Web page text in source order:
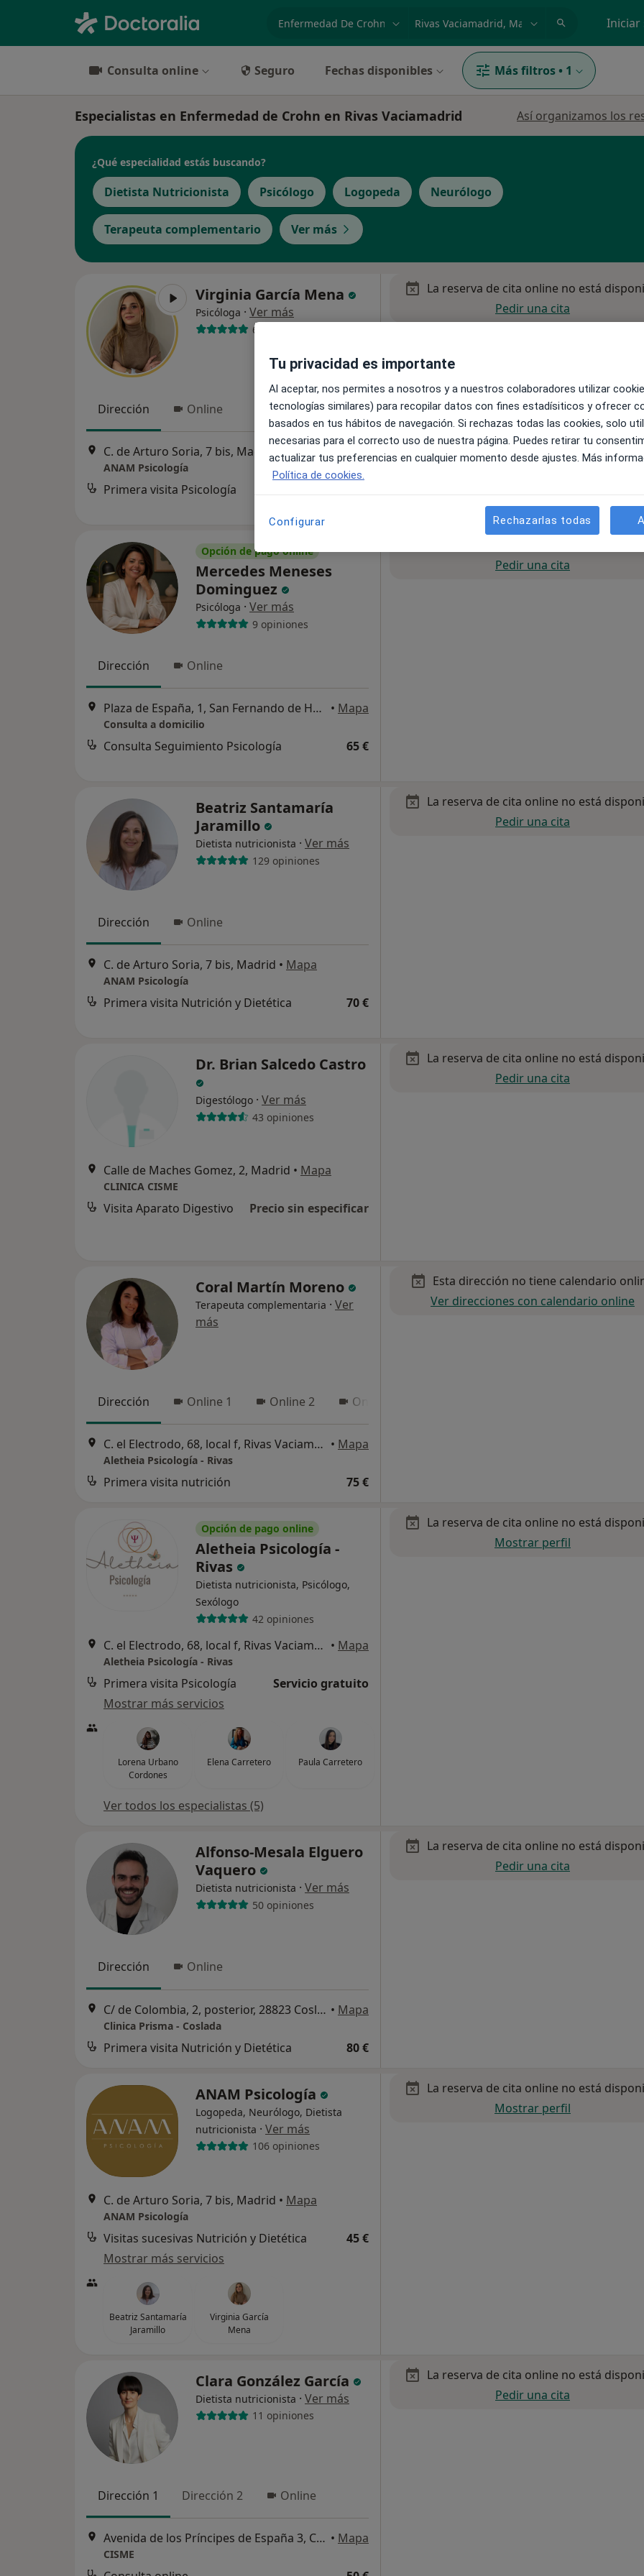
Iniciar
Consulta online Seguro Fechas disponibles Más filtros • 1
Especialistas en Enfermedad de Crohn en Rivas Vaciamadrid Así organizamos los
¿Qué especialidad estás buscando?
Dietista Nutricionista Psicólogo Logopeda Neurólogo
Terapeuta complementario Ver más
Virginia García Mena
Psicóloga · Ver más
67 opiniones
Dirección Online
C. de Arturo Soria, 7 bis, Madrid • Mapa
ANAM Psicología
Primera visita Psicología
La reserva de cita online no está
Pedir una cita
Opción de pago online
Mercedes Meneses
Dominguez
Psicóloga · Ver más
9 opiniones
Dirección Online
Plaza de España, 1, San Fernando de Henares • Mapa
Consulta a domicilio
Consulta Seguimiento Psicología 65 €
Pedir una cita
Beatriz Santamaría
Jaramillo
Dietista nutricionista · Ver más
129 opiniones
Dirección Online
C. de Arturo Soria, 7 bis, Madrid • Mapa
ANAM Psicología
Primera visita Nutrición y Dietética 70 €
La reserva de cita online no está
Pedir una cita
Dr. Brian Salcedo Castro
Digestólogo · Ver más
43 opiniones
Calle de Maches Gomez, 2, Madrid • Mapa
CLINICA CISME
Visita Aparato Digestivo Precio sin especificar
La reserva de cita online no está
Pedir una cita
Coral Martín Moreno
Terapeuta complementaria · Ver
más
Dirección Online 1 Online 2 Online 3
C. el Electrodo, 68, local f, Rivas Vaciamadrid • Mapa
Aletheia Psicología - Rivas
Primera visita nutrición 75 €
Esta dirección no tiene calendario
Ver direcciones con calendario online
Opción de pago online
Aletheia Psicología -
Rivas
Dietista nutricionista, Psicólogo,
Sexólogo
42 opiniones
C. el Electrodo, 68, local f, Rivas Vaciamadrid • Mapa
Aletheia Psicología - Rivas
Primera visita Psicología
Servicio gratuito
Mostrar más servicios
Lorena Urbano
Cordones
Elena Carretero Paula Carretero
Ver todos los especialistas (5)
La reserva de cita online no está
Mostrar perfil
Alfonso-Mesala Elguero
Vaquero
Dietista nutricionista · Ver más
50 opiniones
Dirección Online
C/ de Colombia, 2, posterior, 28823 Coslada, Madrid, Coslada • Mapa
Clinica Prisma - Coslada
Primera visita Nutrición y Dietética 80 €
La reserva de cita online no está
Pedir una cita
ANAM Psicología
Logopeda, Neurólogo, Dietista
nutricionista · Ver más
106 opiniones
C. de Arturo Soria, 7 bis, Madrid • Mapa
ANAM Psicología
Visitas sucesivas Nutrición y Dietética
45 €
Mostrar más servicios
Beatriz Santamaría
Jaramillo
Virginia García
Mena
La reserva de cita online no está
Mostrar perfil
Clara González García
Dietista nutricionista · Ver más
11 opiniones
Dirección 1 Dirección 2 Online
Avenida de los Príncipes de España 3, Coslada • Mapa
CISME
La reserva de cita online no está
Pedir una cita
Tu privacidad es importante
Al aceptar, nos permites a nosotros y a nuestros colaboradores utilizar
tecnologías similares) para recopilar datos con fines estadísiticos y ofrecer
basados en tus hábitos de navegación. Si rechazas todas las cookies, solo
necesarias para el correcto uso de nuestra página. Puedes retirar tu
actualizar tus preferencias en cualquier momento desde ajustes. Más
Política de cookies.
Configurar Rechazarlas todas